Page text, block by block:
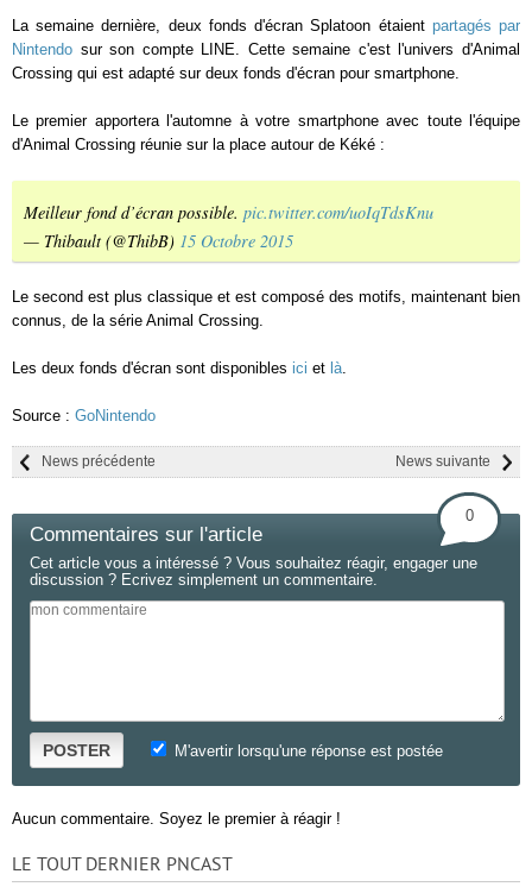
La semaine dernière, deux fonds d'écran Splatoon étaient partagés par
Nintendo sur son compte LINE. Cette semaine c'est l'univers d'Animal
Crossing qui est adapté sur deux fonds d'écran pour smartphone.
Le premier apportera l'automne à votre smartphone avec toute l'équipe
d'Animal Crossing réunie sur la place autour de Kéké :
Meilleur fond d’écran possible. pic.twitter.com/uoIqTdsKnu
— Thibault (@ThibB) 15 Octobre 2015
Le second est plus classique et est composé des motifs, maintenant bien
connus, de la série Animal Crossing.
Les deux fonds d'écran sont disponibles ici et là.
Source : GoNintendo
News suivante
News précédente
Commentaires sur l'article
0
Cet article vous a intéressé ? Vous souhaitez réagir, engager une
discussion ? Ecrivez simplement un commentaire.
POSTER M'avertir lorsqu'une réponse est postée
Aucun commentaire. Soyez le premier à réagir !
LE TOUT DERNIER PNCAST